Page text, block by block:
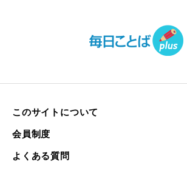
このサイトについて
会員制度
よくある質問